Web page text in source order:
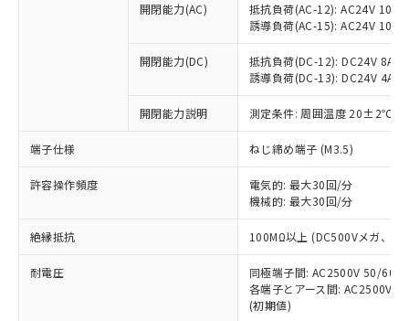
開閉能力(AC)
抵抗負荷(AC-12): AC24V 10A/
誘導負荷(AC-15): AC24V
開閉能力(DC)
抵抗負荷(DC-12): DC24V 8A/
誘導負荷(DC-13): DC24V 4A/
開閉能力説明 測定条件: 周囲温度 20±2℃、
端子仕様 ねじ締め端子 (M3.5)
許容操作頻度
電気的: 最大30回/分
機械的: 最大30回/分
絶縁抵抗 100MΩ以上 (DC500Vメガ、点
耐電圧
同極端子間: AC2500V 50/
各端子とアース間: AC2500V
(初期値)
以下の条件をお読みいただき、同意のうえ
ご利用ください。
本サービスは、当社制御機器事業取扱
商品の当社在庫状況および標準価格
(税抜)を提供させていただくもので
当社制御機器事業取扱商品の中には、
本サービスの対象外となる商品もある
ことをご了承ください。
在庫状況および標準価格照会結果は、
記載している更新日時点での社内デー
タに基づき作成されるものであり、閲
覧された時点での実際の在庫および標
準価格とは異なる場合があることをご
対応予定なし：EU RoHS指令（10物質）の
非含有に非対応の商品で、対応品を出す予
定はありません。
調査・確認中：EU RoHS指令（10物質）の
非含有の対応状況を調査中または確認中の
非該当品：ライセンス料など無形物で、有
害物質有無と関係のない商品です。
仕入先様の事情により、非含有部品として
いたものが、含有品と判明した場合などや
むを得ず変更することがあります。
六価クロム(Cr(Ⅵ)) 1000ppm以下、ポリ臭化ビフェニル
類(PBB) 1000ppm以下、ポリ臭化ジフェニルエーテル類
「○」：最大均質材料含有率が中国RoHSの
基準値以下であることを示します。
「×」：最大均質材料含有率が中国RoHSの
基準値を超えていることを示します。
「－」：未確認です。当社販売部門へお問
*中国RoHS10物質の基準値 (GB/T26572)：
Pb(鉛) :1000ppm、 Hg(水銀) : 1000ppm、 Cd(カドミウ
Cr(Ⅵ)(六価クロム) : 1000ppm、 PBBs(ポリ臭化ビフェ
当社は、これら貴社製品のうち、外国
為替および外国貿易法に定める商品
（以下｢規制貨物等」という）を輸出
または国外への提供する場合は、日本
国政府の輸出許可(または役務取引許
可)を取得するなどの必要な手続きを